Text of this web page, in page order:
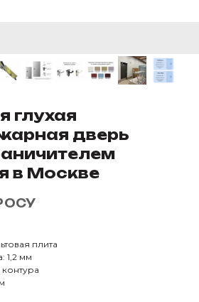
глухая
дверь
в Москве
плита
1,2 мм